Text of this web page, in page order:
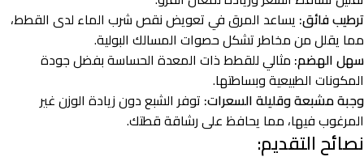
ترطيب فائق: يساعد المرق في تعويض نقص شرب الماء لدى القطط،
مما يقلل من مخاطر تشكل حصوات المسالك البولية.
سهل الهضم: مثالي للقطط ذات المعدة الحساسة بفضل جودة
المكونات الطبيعية وبساطتها.
وجبة مشبعة وقليلة السعرات: توفر الشبع دون زيادة الوزن غير
المرغوب فيها، مما يحافظ على رشاقة قطتك.
نصائح التقديم: